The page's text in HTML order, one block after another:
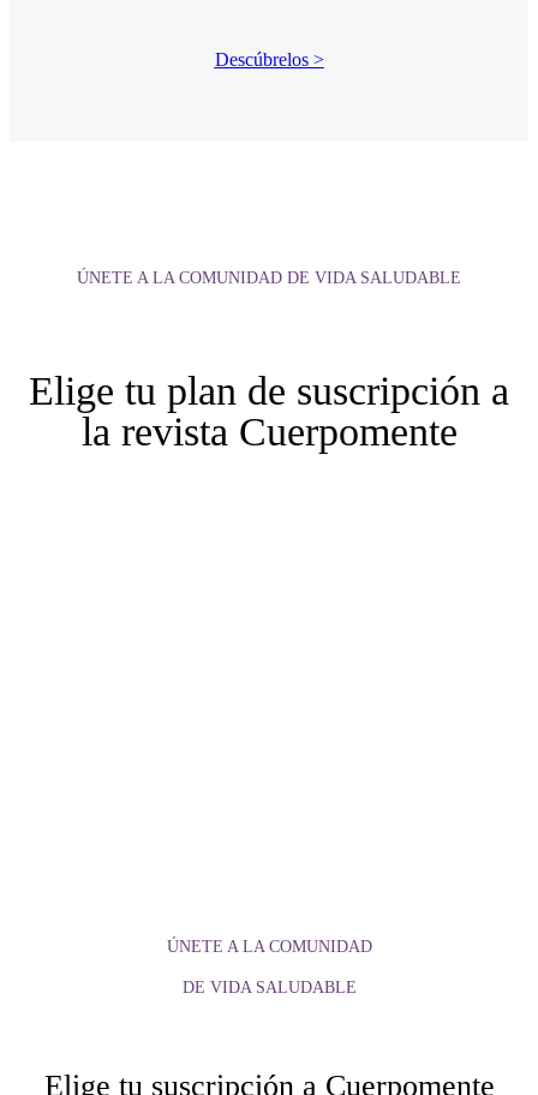
Descúbrelos>
ÚNETE A LA COMUNIDAD DE VIDA SALUDABLE
Elige tu plan de suscripción a
la revista Cuerpomente
ÚNETE A LA COMUNIDAD
DE VIDA SALUDABLE
Elige tu suscripción a Cuerpomente